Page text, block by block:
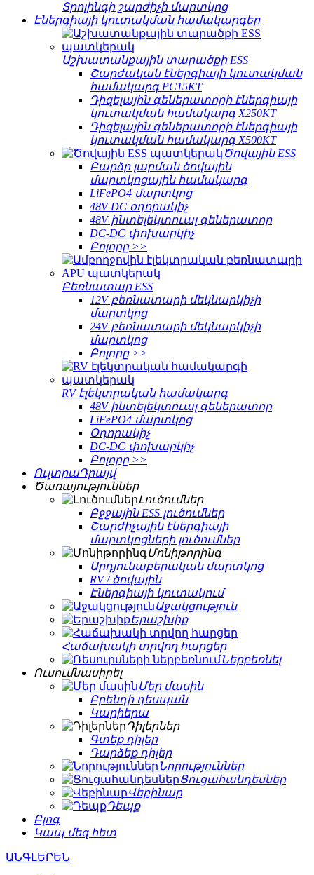
Տրոլինգի շարժիչի մարտկոց
Էներգիայի կուտակման համակարգեր
Աշխատանքային տարածքի ESS
Շարժական էներգիայի կուտակման
համակարգ PC15KT
Դիզելային գեներատորի էներգիայի
կուտակման համակարգ X250KT
Դիզելային գեներատորի էներգիայի
կուտակման համակարգ X500KT
Ծովային ESS
Բարձր լարման ծովային
մարտկոցային համակարգ
LiFePO4 մարտկոց
48V DC օդորակիչ
48V ինտելեկտուալ գեներատոր
DC-DC փոխարկիչ
Բոլորը >>
Բեռնատար ESS
12V բեռնատարի մեկնարկիչի
մարտկոց
24V բեռնատարի մեկնարկիչի
մարտկոց
Բոլորը >>
RV էլեկտրական համակարգ
48V ինտելեկտուալ գեներատոր
LiFePO4 մարտկոց
Օդորակիչ
DC-DC փոխարկիչ
Բոլորը >>
ՈւլտրաԴրայվ
Ծառայություններ
Լուծումներ
Բջջային ESS լուծումներ
Շարժիչային էներգիայի
մարտկոցների լուծումներ
Մոնիթորինգ
Արդյունաբերական մարտկոց
RV / ծովային
Էներգիայի կուտակում
Աջակցություն
Երաշխիք
Հաճախակի տրվող հարցեր
Ներբեռնել
Ուսումնասիրել
Մեր մասին
Բրենդի դեսպան
Կարիերա
Դիլերներ
Գտեք դիլեր
Դարձեք դիլեր
Նորություններ
Ցուցահանդեսներ
Վեբինար
Դեպք
Բլոգ
Կապ մեզ հետ
ԱՆԳԼԵՐԵՆ